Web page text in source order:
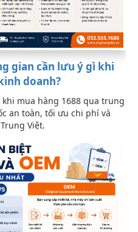
gian cần lưu ý gì khi
doanh?
mua hàng 1688 qua trung
an toàn, tối ưu chi phí và
Việt.